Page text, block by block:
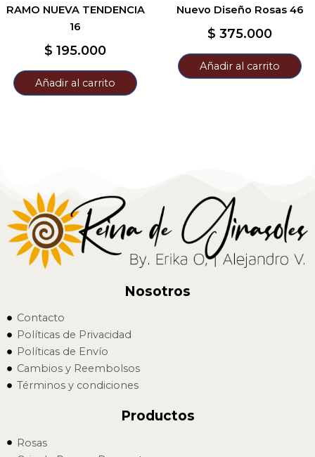
RAMO NUEVA TENDENCIA
16
$ 195.000
Añadir al carrito
Nuevo Diseño Rosas 46
$ 375.000
Añadir al carrito
Nosotros
Contacto
Políticas de Privacidad
Políticas de Envío
Cambios y Reembolsos
Términos y condiciones
Productos
Rosas